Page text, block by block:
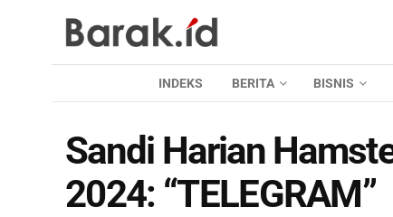
INDEKS BERITA BISNIS
Sandi Harian
2024: “TELEGRAM”